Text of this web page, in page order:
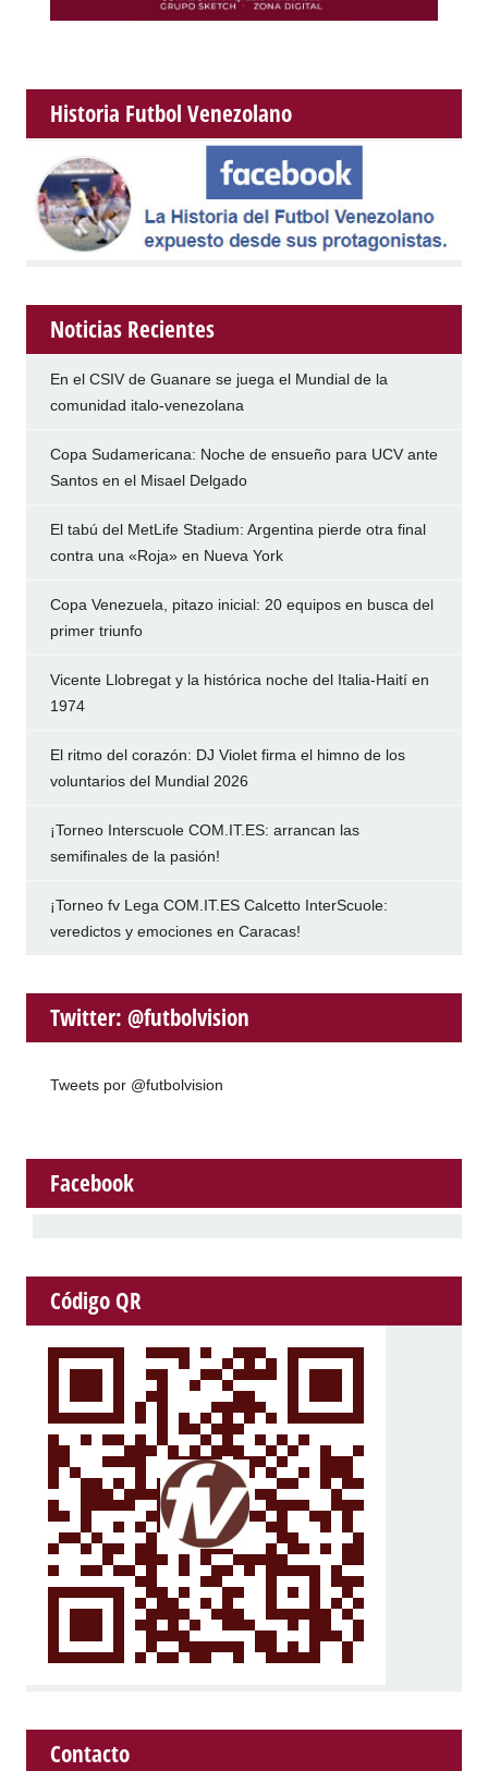
Historia Futbol Venezolano
Noticias Recientes
En el CSIV de Guanare se juega el Mundial de la
comunidad italo-venezolana
Copa Sudamericana: Noche de ensueño para UCV ante
Santos en el Misael Delgado
El tabú del MetLife Stadium: Argentina pierde otra final
contra una «Roja» en Nueva York
Copa Venezuela, pitazo inicial: 20 equipos en busca del
primer triunfo
Vicente Llobregat y la histórica noche del Italia-Haití en
1974
El ritmo del corazón: DJ Violet firma el himno de los
voluntarios del Mundial 2026
¡Torneo Interscuole COM.IT.ES: arrancan las
semifinales de la pasión!
¡Torneo fv Lega COM.IT.ES Calcetto InterScuole:
veredictos y emociones en Caracas!
Twitter: @futbolvision
Tweets por @futbolvision
Facebook
Código QR
Contacto